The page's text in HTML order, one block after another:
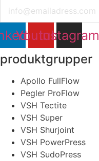
Youtube
Instagram
produktgrupper
Apollo FullFlow
Pegler ProFlow
VSH Tectite
VSH Super
VSH Shurjoint
VSH PowerPress
VSH SudoPress